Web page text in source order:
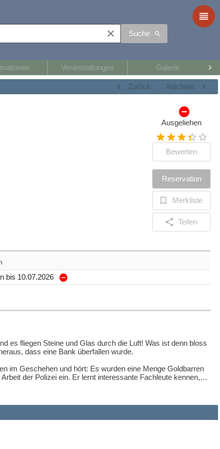
Suche
Veranstaltungen Galerie
Zurück Nächste
Ausgeliehen
Bewerten
Reservation
Merkliste
Teilen
bis 10.07.2026
es fliegen Steine und Glas durch die Luft! Was ist denn bloss
dass eine Bank überfallen wurde.
im Geschehen und hört: Es wurden eine Menge Goldbarren
der Polizei ein. Er lernt interessante Fachleute kennen,
Einblicke in die Polizeiarbeit und darf auch einiges selber
Ein spannender Krimi, bei dem am Ende die Übeltäter
Einblick in den Alltag und die Arbeit der Polizei. Natürlich